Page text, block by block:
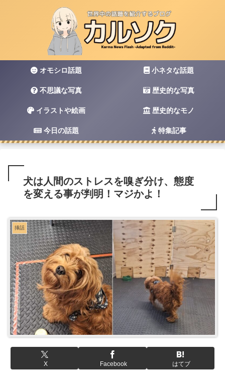
オモシロ話題 小ネタな話題
不思議な写真 歴史的な写真
イラストや絵画 歴史的なモノ
今日の話題 特集記事
犬は人間のストレスを嗅ぎ分け、態度
を変える事が判明！マジかよ！
挿話
X Facebook はてブ